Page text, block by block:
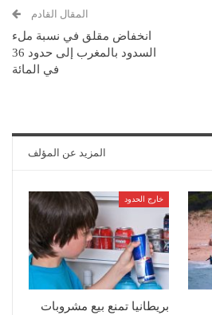
المقال القادم
انخفاض مقلق في نسبة ملء
السدود بالمغرب إلى حدود 36
في المائة
المزيد عن المؤلف
خارج الحدود
بريطانيا تمنع بيع مشروبات